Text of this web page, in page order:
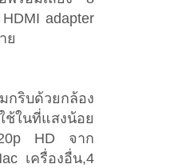
adapter
ย
ริบด้วยกล้อง
ช้ในที่แสงน้อย
HD จาก
เครื่องอื่น,4